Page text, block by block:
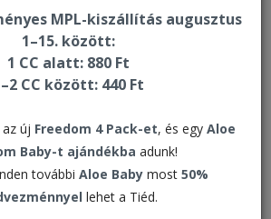
MPL-kiszállítás augusztus
1–15. között:
1 CC alatt: 880 Ft
CC között: 440 Ft
új Freedom 4 Pack-et, és egy Aloe
Baby-t ajándékba adunk!
további Aloe Baby most 50%
lehet a Tiéd.